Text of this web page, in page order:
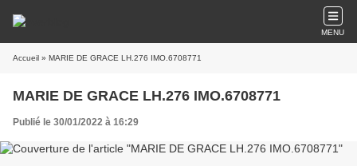
MENU
Accueil » MARIE DE GRACE LH.276 IMO.6708771
MARIE DE GRACE LH.276 IMO.6708771
Publié le 30/01/2022 à 16:29